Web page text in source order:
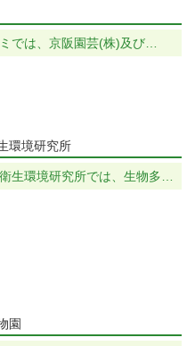
は、京阪園芸(株)及び…
環境研究所
生環境研究所では、生物多…
園